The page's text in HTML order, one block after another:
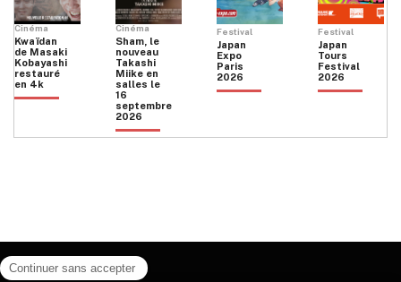
Cinéma
Kwaïdan
de Masaki
Kobayashi
restauré
en 4k
Cinéma
Sham, le
nouveau
Takashi
Miike en
salles le
16
septembre
2026
Festival
Japan
Expo
Paris
2026
Festival
Japan
Tours
Festival
2026